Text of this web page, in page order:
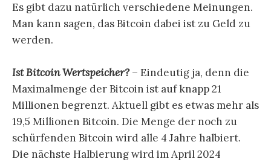
Es gibt dazu natürlich verschiedene Meinungen.
Man kann sagen, das Bitcoin dabei ist zu Geld zu
werden.
Ist Bitcoin Wertspeicher?– Eindeutig ja, denn die
Maximalmenge der Bitcoin ist auf knapp 21
Millionen begrenzt. Aktuell gibt es etwas mehr als
19,5 Millionen Bitcoin. Die Menge der noch zu
schürfenden Bitcoin wird alle 4 Jahre halbiert.
Die nächste Halbierung wird im April 2024